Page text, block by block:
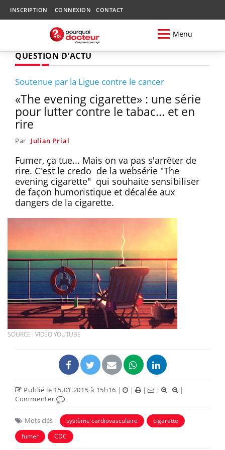
INSCRIPTION CONNEXION CONTACT
Menu
QUESTION D'ACTU
Soutenue par la Ligue contre le cancer
«The evening cigarette» : une série
pour lutter contre le tabac... et en
rire
Par Julian Prial
Fumer, ça tue... Mais on va pas s'arrêter de
rire. C'est le credo de la websérie "The
evening cigarette" qui souhaite sensibiliser
de façon humoristique et décalée aux
dangers de la cigarette.
SOURCE : VIDÉO YOUTUBE
Publié le 15.01.2015 à 15h16 | | | |
|
Commenter
Mots clés : système cardiovasculaire
cigarette
fumer
CDC